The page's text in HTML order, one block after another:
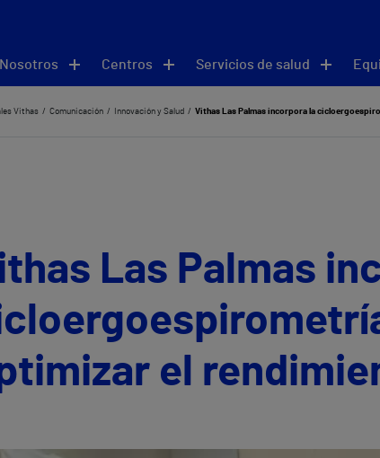
Nosotros Centros Servicios de salud
Vithas Comunicación Innovación y Salud Vithas Las Palmas incorpora la
Las Palmas
el